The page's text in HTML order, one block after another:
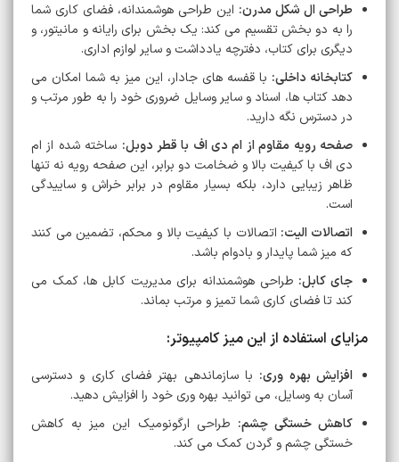
طراحی ال شکل مدرن: این طراحی هوشمندانه، فضای کاری شما
را به دو بخش تقسیم می کند: یک بخش برای رایانه و مانیتور، و
دیگری برای کتاب، دفترچه یادداشت و سایر لوازم اداری.
کتابخانه داخلی: با قفسه های جادار، این میز به شما امکان می
دهد کتاب ها، اسناد و سایر وسایل ضروری خود را به طور مرتب و
در دسترس نگه دارید.
صفحه رویه مقاوم از ام دی اف با قطر دوبل: ساخته شده از ام
دی اف با کیفیت بالا و ضخامت دو برابر، این صفحه رویه نه تنها
ظاهر زیبایی دارد، بلکه بسیار مقاوم در برابر خراش و ساییدگی
است.
اتصالات الیت: اتصالات با کیفیت بالا و محکم، تضمین می کنند
که میز شما پایدار و بادوام باشد.
جای کابل: طراحی هوشمندانه برای مدیریت کابل ها، کمک می
کند تا فضای کاری شما تمیز و مرتب بماند.
مزایای استفاده از این میز کامپیوتر:
افزایش بهره وری: با سازماندهی بهتر فضای کاری و دسترسی
آسان به وسایل، می توانید بهره وری خود را افزایش دهید.
کاهش خستگی چشم: طراحی ارگونومیک این میز به کاهش
خستگی چشم و گردن کمک می کند.